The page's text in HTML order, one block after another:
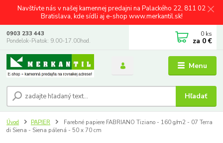
Navštívte nás v našej kamennej predajni na Palackého 22, 811 02
Bratislava, kde sídli aj e-shop www.merkantil.sk!
Menu
Hľadať
0903 233 443
Pondelok-Piatok: 9.00-17.00hod.
0 ks
za 0 €
Úvod PAPIER
Farebné papiere FABRIANO Tiziano - 160 g/m2 - 07 Terra
di Siena - Siena pálená - 50 x 70 cm